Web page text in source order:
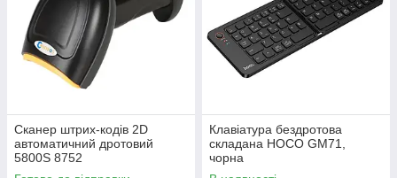
Сканер штрих-кодів 2D
автоматичний дротовий
5800S 8752
Клавіатура бездротова
складана HOCO GM71,
чорна